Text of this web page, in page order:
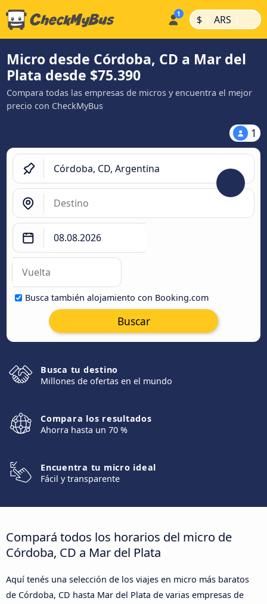
$ | ARS |
Micro desde Córdoba, CD a Mar del
Plata desde $75.390
Compara todas las empresas de micros y encuentra el mejor
precio con CheckMyBus
1
Busca también alojamiento con Booking.com
Buscar
Busca tu destino
Millones de ofertas en el mundo
Compara los resultados
Ahorra hasta un 70 %
Encuentra tu micro ideal
Fácil y transparente
Compará todos los horarios del micro de
Córdoba, CD a Mar del Plata
Aquí tenés una selección de los viajes en micro más baratos
de Córdoba, CD hasta Mar del Plata de varias empresas de